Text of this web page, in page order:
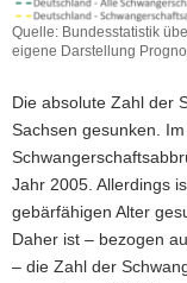
Quelle: Bundesstatistik
eigene Darstellung
Die absolute Zahl der
Sachsen gesunken.
Jahr 2005. Allerdings
gebärfähigen Alter
Daher ist – bezogen
– die Zahl der